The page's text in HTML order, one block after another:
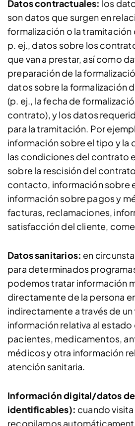
Datos contractuales: los
son datos que surgen en
formalización o la tramitación
p. ej., datos sobre los
que van a prestar, así como
preparación de la
datos sobre la formalización
(p. ej., la fecha de
contrato), y los datos
para la tramitación. Por
información sobre el tipo y la
las condiciones del contrato
sobre la rescisión del
contacto, información sobre
información sobre pagos y
facturas, reclamaciones,
satisfacción del cliente,
Datos sanitarios: en
para determinados
podemos tratar información
directamente de la persona
indirectamente a través de
información relativa al estado
pacientes, medicamentos,
médicos y otra información
atención sanitaria.
Información digital/datos de
identificables): cuando
recopilamos